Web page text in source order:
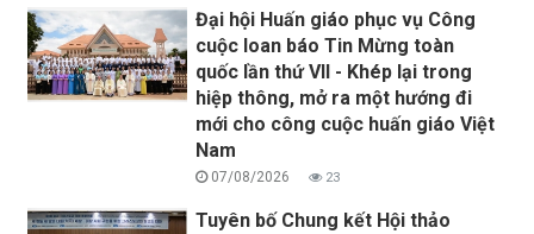
Đại hội Huấn giáo phục vụ Công
cuộc loan báo Tin Mừng toàn
quốc lần thứ VII - Khép lại trong
hiệp thông, mở ra một hướng đi
mới cho công cuộc huấn giáo Việt
Nam
07/08/2026 23
Tuyên bố Chung kết Hội thảo